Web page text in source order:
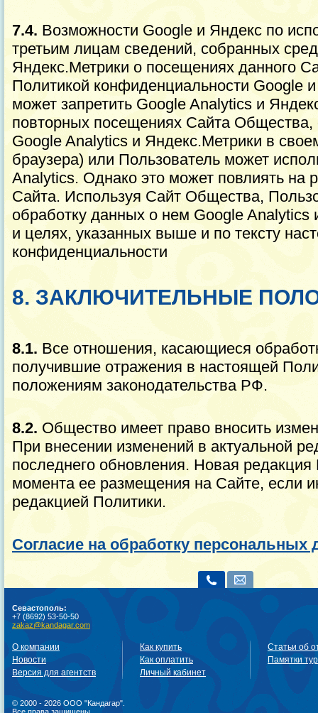
7.4. Возможности Google и Яндекс по
третьим лицам сведений, собранных
Яндекс.Метрики о посещениях данного
Политикой конфиденциальности Google
может запретить Google Analytics и
повторных посещениях Сайта
Google Analytics и Яндекс.Метрики в
браузера) или Пользователь может
Analytics. Однако это может повлиять на
Сайта. Используя Сайт Общества,
обработку данных о нем Google Analytics
и целях, указанных выше и по тексту
конфиденциальности
8. ЗАКЛЮЧИТЕЛЬНЫЕ
8.1. Все отношения, касающиеся
получившие отражения в настоящей
положениям законодательства РФ.
8.2. Общество имеет право вносить
При внесении изменений в актуальной
последнего обновления. Новая редакция
момента ее размещения на Сайте, если
редакцией Политики.
Согласие на обработку
Севастополь:
+7 (8692) 53-50-50
zakaz@kandagar.com
О компании
Новости
Версия для агентств
Как купить
Как оплатить
Личный кабинет
Статьи об
Памятки
© 2000 - 2026 ООО "Кандагар".